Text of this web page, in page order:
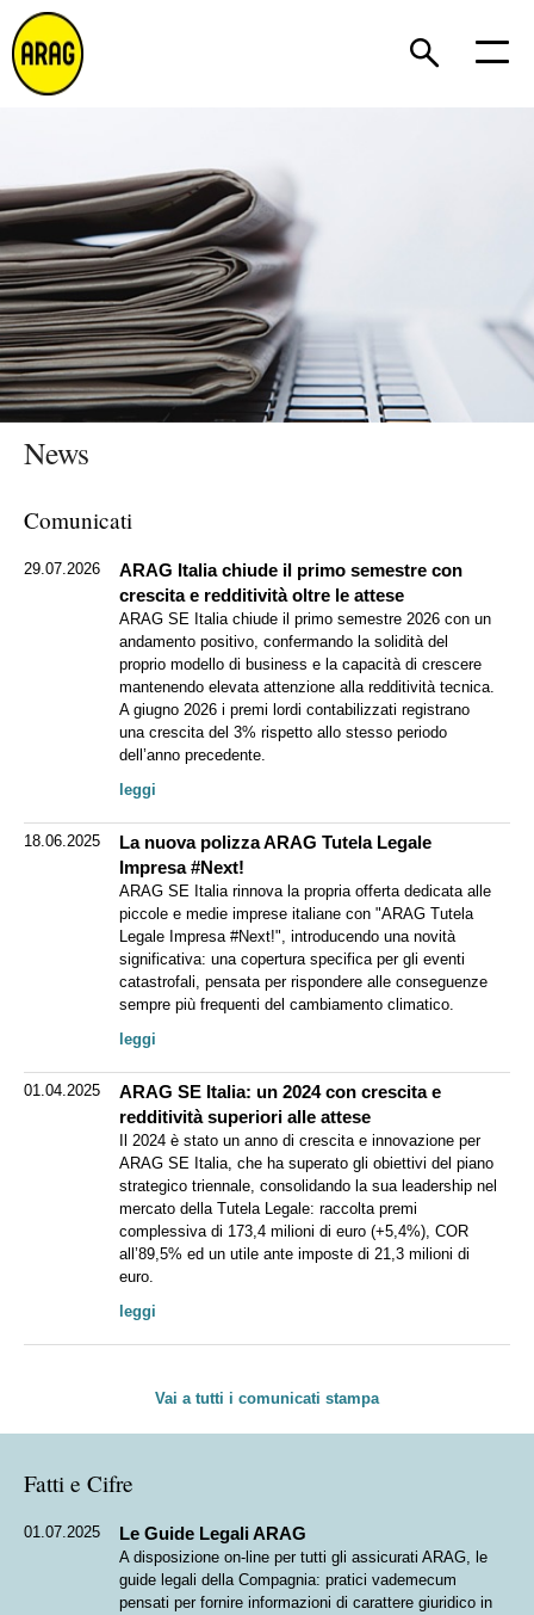
News
Comunicati
29.07.2026
ARAG Italia chiude il primo semestre con
crescita e redditività oltre le attese
ARAG SE Italia chiude il primo semestre 2026 con un
andamento positivo, confermando la solidità del
proprio modello di business e la capacità di crescere
mantenendo elevata attenzione alla redditività tecnica.
A giugno 2026 i premi lordi contabilizzati registrano
una crescita del 3% rispetto allo stesso periodo
dell’anno precedente.
leggi
18.06.2025
La nuova polizza ARAG Tutela Legale
Impresa #Next!
ARAG SE Italia rinnova la propria offerta dedicata alle
piccole e medie imprese italiane con "ARAG Tutela
Legale Impresa #Next!", introducendo una novità
significativa: una copertura specifica per gli eventi
catastrofali, pensata per rispondere alle conseguenze
sempre più frequenti del cambiamento climatico.
leggi
01.04.2025
ARAG SE Italia: un 2024 con crescita e
redditività superiori alle attese
Il 2024 è stato un anno di crescita e innovazione per
ARAG SE Italia, che ha superato gli obiettivi del piano
strategico triennale, consolidando la sua leadership nel
mercato della Tutela Legale: raccolta premi
complessiva di 173,4 milioni di euro (+5,4%), COR
all’89,5% ed un utile ante imposte di 21,3 milioni di
euro.
leggi
Vai a tutti i comunicati stampa
Fatti e Cifre
01.07.2025 Le Guide Legali ARAG
A disposizione on-line per tutti gli assicurati ARAG, le
guide legali della Compagnia: pratici vademecum
pensati per fornire informazioni di carattere giuridico in